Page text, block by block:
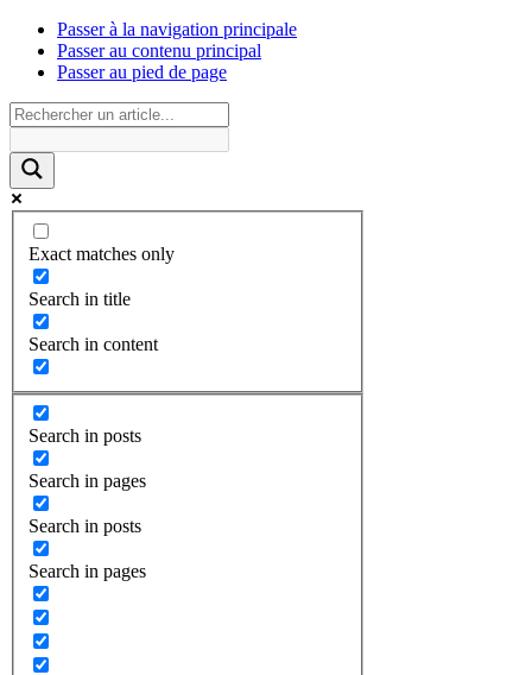
Passer à la navigation principale
Passer au contenu principal
Passer au pied de page
Exact matches only
Search in title
Search in content
Search in posts
Search in pages
Search in posts
Search in pages